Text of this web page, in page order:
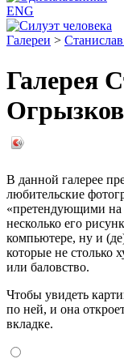
ENG
Галереи >
Галерея
В данной галерее
любительские
«претендующими на
несколько его
компьютере, ну и
которые не столько
или баловство.
Чтобы увидеть
по ней, и она
вкладке.